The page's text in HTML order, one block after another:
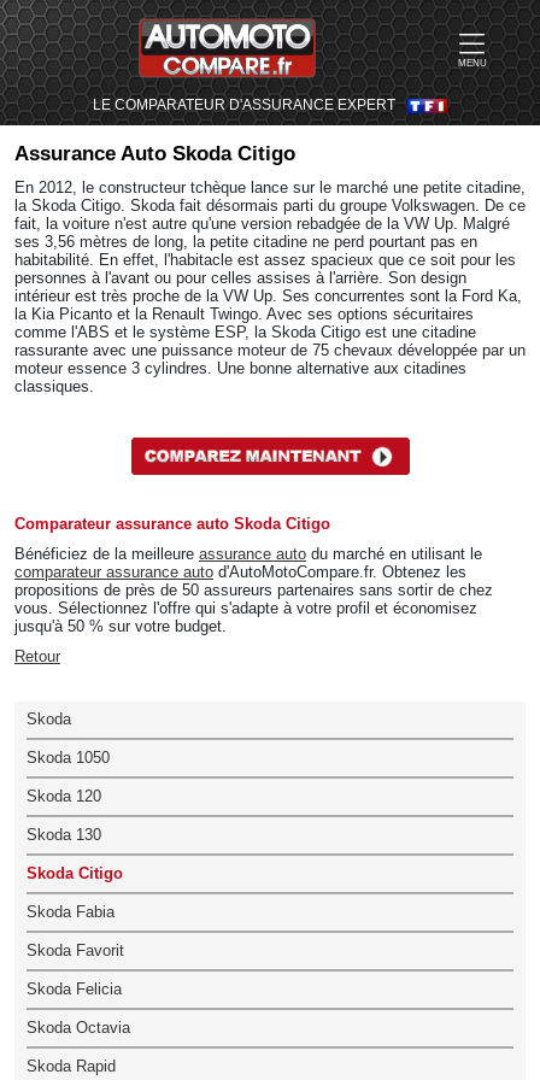
MENU
LE COMPARATEUR D'ASSURANCE EXPERT
Assurance Auto Skoda Citigo
En 2012, le constructeur tchèque lance sur le marché une petite citadine,
la Skoda Citigo. Skoda fait désormais parti du groupe Volkswagen. De ce
fait, la voiture n'est autre qu'une version rebadgée de la VW Up. Malgré
ses 3,56 mètres de long, la petite citadine ne perd pourtant pas en
habitabilité. En effet, l'habitacle est assez spacieux que ce soit pour les
personnes à l'avant ou pour celles assises à l'arrière. Son design
intérieur est très proche de la VW Up. Ses concurrentes sont la Ford Ka,
la Kia Picanto et la Renault Twingo. Avec ses options sécuritaires
comme l'ABS et le système ESP, la Skoda Citigo est une citadine
rassurante avec une puissance moteur de 75 chevaux développée par un
moteur essence 3 cylindres. Une bonne alternative aux citadines
classiques.
Comparateur assurance auto Skoda Citigo
Bénéficiez de la meilleure assurance auto du marché en utilisant le
comparateur assurance auto d'AutoMotoCompare.fr. Obtenez les
propositions de près de 50 assureurs partenaires sans sortir de chez
vous. Sélectionnez l'offre qui s'adapte à votre profil et économisez
jusqu'à 50 % sur votre budget.
Retour
Skoda
Skoda 1050
Skoda 120
Skoda 130
Skoda Citigo
Skoda Fabia
Skoda Favorit
Skoda Felicia
Skoda Octavia
Skoda Rapid